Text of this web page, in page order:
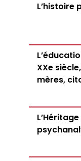
L’histoire
XXe
mères,